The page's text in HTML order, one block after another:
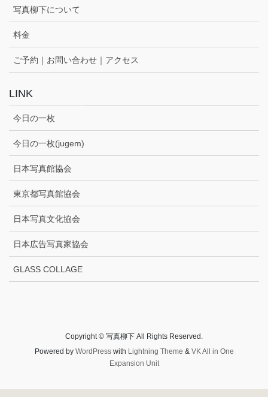
写真柳下について
料金
ご予約｜お問い合わせ｜アクセス
LINK
今日の一枚
今日の一枚(jugem)
日本写真館協会
東京都写真館協会
日本写真文化協会
日本広告写真家協会
GLASS COLLAGE
Copyright © 写真柳下 All Rights Reserved.
Powered by WordPresswith Lightning Theme & VK All in One
Expansion Unit